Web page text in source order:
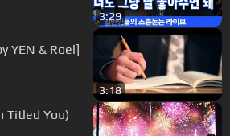
3:29
YEN & Roel]
3:18
Titled You)